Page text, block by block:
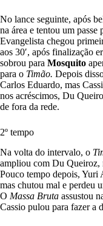
No lance seguinte, após
na área e tentou um passe
Evangelista chegou
aos 30′, após finalização
sobrou para Mosquito
para o Timão. Depois
Carlos Eduardo, mas
nos acréscimos, Du
de fora da rede.
2º tempo
Na volta do intervalo, o
ampliou com Du Queiroz,
Pouco tempo depois, Yuri
mas chutou mal e perdeu
O Massa Bruta assustou
Cassio pulou para fazer a